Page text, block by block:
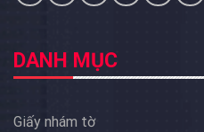
DANH MỤC
Giấy nhám tờ